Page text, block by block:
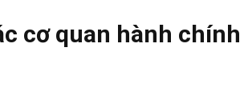
cơ quan hành